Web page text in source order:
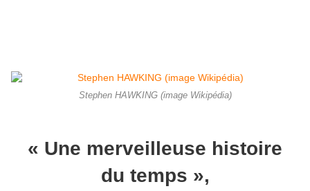
Stephen HAWKING (image Wikipédia)
« Une merveilleuse histoire
du temps »,